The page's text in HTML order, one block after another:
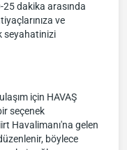
dakika arasında
ve
seyahatinizi
için HAVAŞ
seçenek
Havalimanı'na gelen
böylece